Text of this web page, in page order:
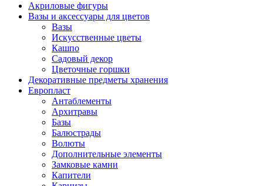
Акриловые фигуры
Вазы и аксессуары для цветов
Вазы
Искусственные цветы
Кашпо
Садовый декор
Цветочные горшки
Декоративные предметы хранения
Европласт
Антаблементы
Архитравы
Базы
Балюстрады
Волюты
Дополнительные элементы
Замковые камни
Капители